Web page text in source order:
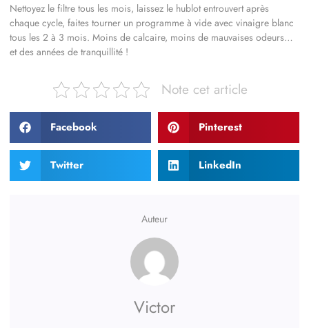
Nettoyez le filtre tous les mois, laissez le hublot entrouvert après
chaque cycle, faites tourner un programme à vide avec vinaigre blanc
tous les 2 à 3 mois. Moins de calcaire, moins de mauvaises odeurs…
et des années de tranquillité !
Note cet article
Facebook Pinterest
Twitter LinkedIn
Auteur
Victor